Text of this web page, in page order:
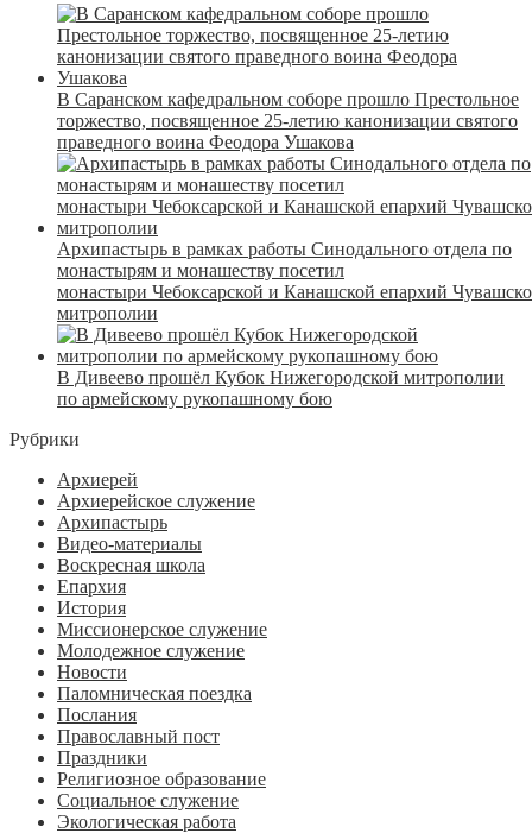
В Саранском кафедральном соборе прошло Престольное
торжество, посвященное 25-летию канонизации святого
праведного воина Феодора Ушакова
Архипастырь в рамках работы Синодального отдела по
монастырям и монашеству посетил
монастыри Чебоксарской и Канашской епархий
митрополии
В Дивеево прошёл Кубок Нижегородской митрополии
по армейскому рукопашному бою
Рубрики
Архиерей
Архиерейское служение
Архипастырь
Видео-материалы
Воскресная школа
Епархия
История
Миссионерское служение
Молодежное служение
Новости
Паломническая поездка
Послания
Православный пост
Праздники
Религиозное образование
Социальное служение
Экологическая работа